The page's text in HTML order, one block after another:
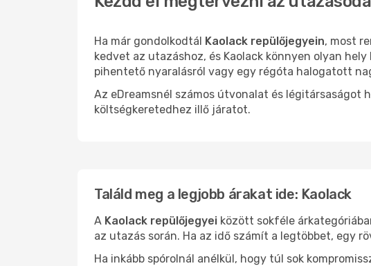
Ha már gondolkodtál Kaolack repülőjegyein, most
kedvet az utazáshoz, és Kaolack könnyen olyan
pihentető nyaralásról vagy egy régóta halogatott
Az eDreamsnél számos útvonalat és légitársaságot
költségkeretedhez illő járatot.
Találd meg a legjobb árakat ide: Kaolack
A Kaolack repülőjegyei között sokféle
az utazás során. Ha az idő számít a legtöbbet, egy
Ha inkább spórolnál anélkül, hogy túl sok